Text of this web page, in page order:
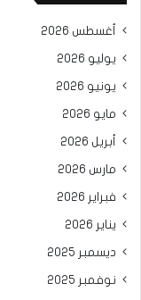
أغسطس 2026
يوليو 2026
يونيو 2026
مايو 2026
أبريل 2026
مارس 2026
فبراير 2026
يناير 2026
ديسمبر 2025
نوفمبر 2025